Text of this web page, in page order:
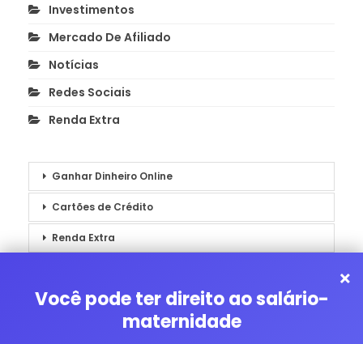
Investimentos
Mercado De Afiliado
Notícias
Redes Sociais
Renda Extra
Ganhar Dinheiro Online
Cartões de Crédito
Renda Extra
×
Você pode ter direito ao salário-
maternidade